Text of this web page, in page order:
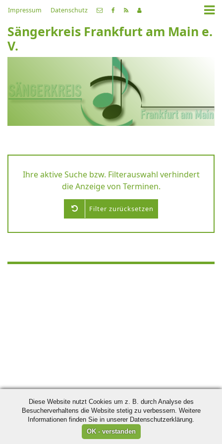
Impressum Datenschutz
Sängerkreis Frankfurt am Main e.
V.
Ihre aktive Suche bzw. Filterauswahl verhindert
die Anzeige von Terminen.
Filter zurücksetzen
Diese Website nutzt Cookies um z. B. durch Analyse des
Besucherverhaltens die Website stetig zu verbessern. Weitere
Informationen finden Sie in unserer Datenschutzerklärung.